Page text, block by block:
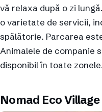
vă relaxa după o zi
o varietate de servicii,
spălătorie. Parcarea
Animalele de companie
disponibil în toate
Nomad Eco Village